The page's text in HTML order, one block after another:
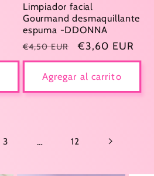
Limpiador facial
Gourmand desmaquillante
espuma -DDONNA
Precio
habitual
€4,50 EUR
Precio
de
oferta
€3,60 EUR
Agregar al carrito
3 … 12